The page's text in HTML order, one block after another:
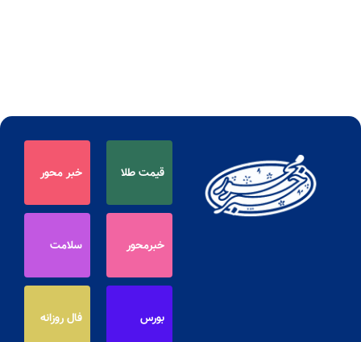
قیمت طلا خبر محور
خبرمحور سلامت
بورس فال روزانه